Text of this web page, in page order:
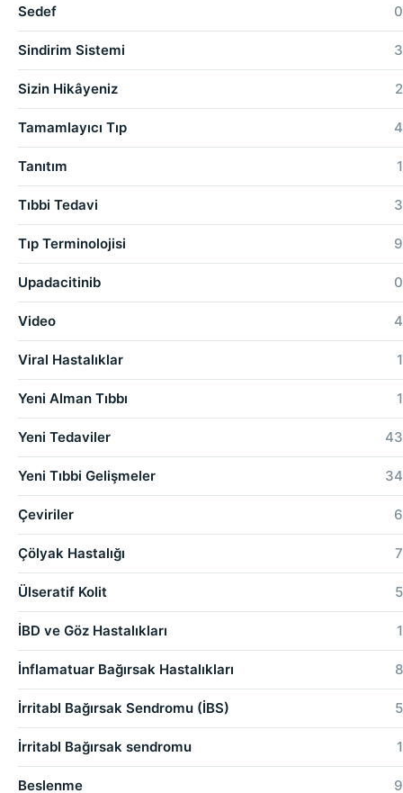
Sedef 0
Sindirim Sistemi 3
Sizin Hikâyeniz 2
Tamamlayıcı Tıp 4
Tanıtım 1
Tıbbi Tedavi 3
Tıp Terminolojisi 9
Upadacitinib 0
Video 4
Viral Hastalıklar 1
Yeni Alman Tıbbı 1
Yeni Tedaviler 43
Yeni Tıbbi Gelişmeler 34
Çeviriler 6
Çölyak Hastalığı 7
Ülseratif Kolit 5
İBD ve Göz Hastalıkları 1
İnflamatuar Bağırsak Hastalıkları 8
İrritabl Bağırsak Sendromu (İBS) 5
İrritabl Bağırsak sendromu 1
Beslenme 9